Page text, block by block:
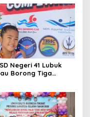
Negeri 41 Lubuk
Borong Tiga
Palembang